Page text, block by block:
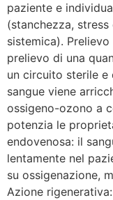
paziente e
(stanchezza,
sistemica).
prelievo di una
un circuito sterile e
sangue viene
ossigeno-ozono a
potenzia le
endovenosa: il
lentamente nel
su ossigenazione,
Azione